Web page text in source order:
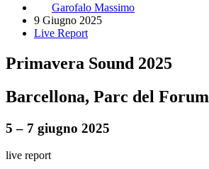
Garofalo Massimo
9 Giugno 2025
Live Report
Primavera Sound 2025
Barcellona, Parc del Forum
5 – 7 giugno 2025
live report